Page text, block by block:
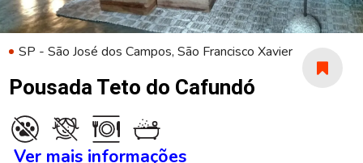
SP - São José dos Campos, São Francisco Xavier
Pousada Teto do Cafundó
Ver mais informações